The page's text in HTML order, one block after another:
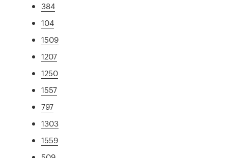
384
104
1509
1207
1250
1557
797
1303
1559